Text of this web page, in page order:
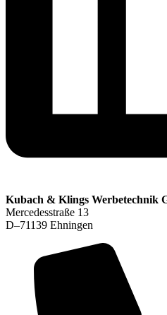
Kubach & Klings Werbetechnik
Mercedesstraße 13
D–71139 Ehningen